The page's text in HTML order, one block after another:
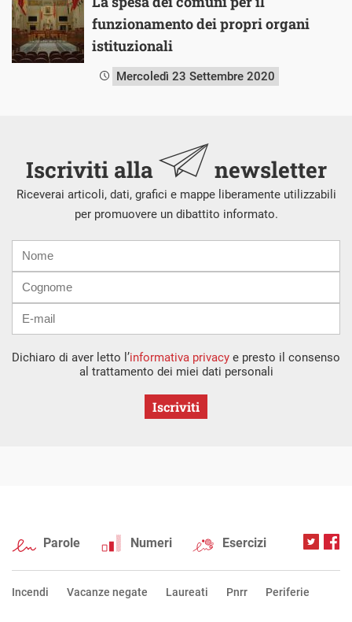
funzionamento dei propri organi
istituzionali
Mercoledì 23 Settembre 2020
Iscriviti alla newsletter
Riceverai articoli, dati, grafici e mappe liberamente utilizzabili
per promuovere un dibattito informato.
mail
Dichiaro di aver letto l’informativa privacy e presto il consenso
al trattamento dei miei dati personali
Iscriviti
Parole Numeri Esercizi
Incendi Vacanze negate Laureati Pnrr Periferie